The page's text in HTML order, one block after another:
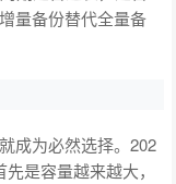
量备份替代全量备
成为必然选择。202
是容量越来越大，